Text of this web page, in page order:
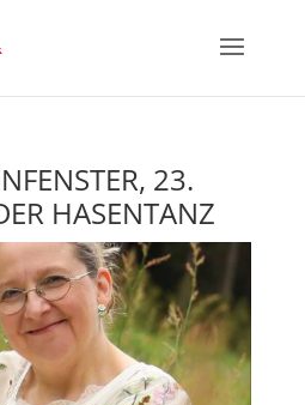
23.
HASENTANZ